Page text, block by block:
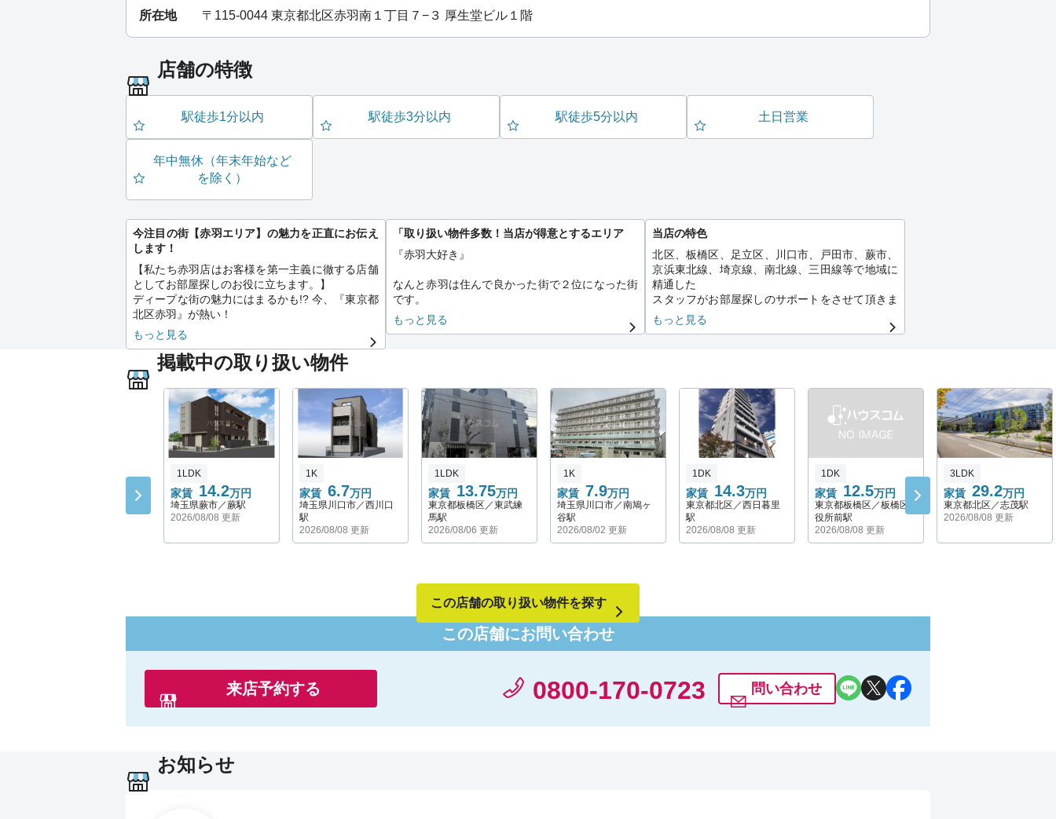
所在地 〒115-0044 東京都北区赤羽南１丁目７−３ 厚生堂ビル１階
店舗の特徴
駅徒歩1分以内 駅徒歩3分以内 駅徒歩5分以内 土日営業
年中無休（年末年始など
を除く）
今注目の街【赤羽エリア】の魅力を正直にお伝え
します！
【私たち赤羽店はお客様を第一主義に徹する店舗
としてお部屋探しのお役に立ちます。】
ディープな街の魅力にはまるかも!? 今、『東京都
北区赤羽』が熱い！
赤羽は、「穴場だと思う街ランキング」で2位を
獲得するほど、注目されている街なんです。
そんな赤羽は、再開発が行われ西口側は、キレイ
で落ち着いた住環境が整っています。一方、東口
側は赤羽らしさがそのまま残った、酒好きの聖地
東西で雰囲気がまったく異なるのが、赤羽の特徴
の1つです！
住みやすい点
・買い物スポットが充実
・飲食店が豊富にある
・交通の便が抜群に良い
にはこちらがおすすめですよ。（東口にも落ち着
いた場所はあります）
ちなみに東口の駅前に交番が1件あります！
・JR京浜東北・根岸線
・JR埼京線
もっと見る
「取り扱い物件多数！当店が得意とするエリア
『赤羽大好き』
なんと赤羽は住んで良かった街で２位になった街
です。
下町の雰囲気の居酒屋が多い街並みは、憧れの住
みたい街とはちょっと違うけど、スーパーが充実
密集した住宅街と、大規模団地が共にあり、特に
赤羽台団地は23区初の大規模団地として歴史があ
ります。
最近では、赤羽のごちゃまぜになった街並みが漫
ています。
下町のような懐かしさや人情に触れることができ
る赤羽は、子育て世代にも優しい街です。多様な
魅力を兼ね備えた赤羽は、東京にいながらほっと
ぜひ貴方も赤羽ライフを始めませんか？
もちろん赤羽ライフ以外のご提案もお任せ下さ
赤羽駅から川口駅まで京浜東北線で3分でお部屋
もっと見る
当店の特色
北区、板橋区、足立区、川口市、戸田市、蕨市、
京浜東北線、埼京線、南北線、三田線等で地域に
精通した
スタッフがお部屋探しのサポートをさせて頂きま
す。
自社物件から他の不動産会社の情報まで数多くお
もっと見る
掲載中の取り扱い物件
家賃 14.2万円
1LDK
埼玉県蕨市／蕨駅
2026/08/08 更新
家賃 6.7万円
1K
埼玉県川口市／西川口
駅
2026/08/08 更新
家賃 13.75万円
1LDK
東京都板橋区／東武練
馬駅
2026/08/06 更新
家賃 7.9万円
1K
埼玉県川口市／南鳩ヶ
谷駅
2026/08/02 更新
家賃 14.3万円
1DK
東京都北区／西日暮里
駅
2026/08/08 更新
家賃 12.5万円
1DK
東京都板橋区／板橋区
役所前駅
2026/08/08 更新
家賃 29.2万円
3LDK
東京都北区／志茂駅
2026/08/08 更新
この店舗の取り扱い物件を探す
この店舗にお問い合わせ
来店予約する 0800-170-0723 問い合わせ
お知らせ